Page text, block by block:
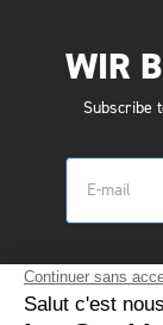
WIR
Subscribe